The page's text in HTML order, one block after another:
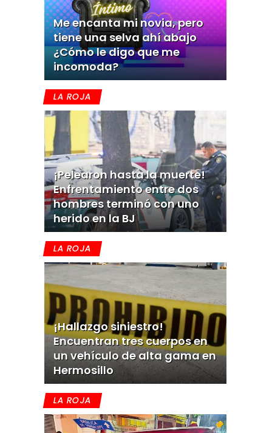
Me encanta mi novia, pero
tiene una selva ahí abajo
¿Cómo le digo que me
incomoda?
LA ROJA
¡Pelearon hasta la muerte!
Enfrentamiento entre dos
hombres terminó con uno
herido en la BJ
LA ROJA
¡Hallazgo siniestro!
Encuentran tres cuerpos en
un vehículo de alta gama en
Hermosillo
LA ROJA